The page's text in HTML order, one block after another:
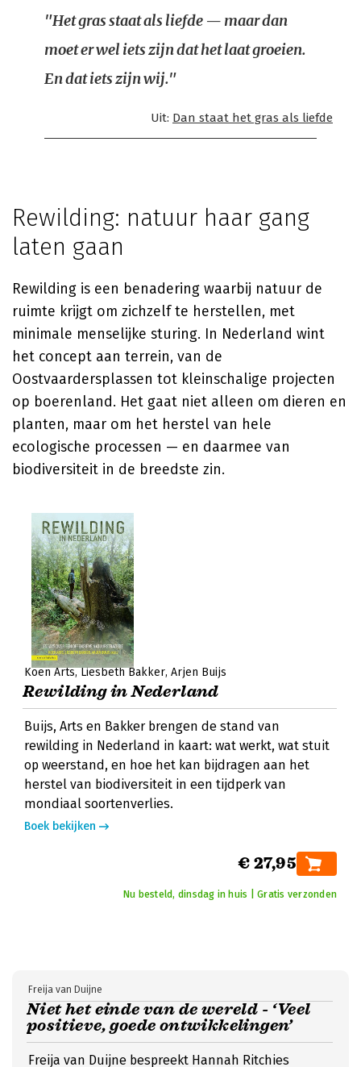
"Het gras staat als liefde — maar dan
moet er wel iets zijn dat het laat groeien.
En dat iets zijn wij."
Uit: Dan staat het gras als liefde
Rewilding: natuur haar gang
laten gaan
Rewilding is een benadering waarbij natuur de
ruimte krijgt om zichzelf te herstellen, met
minimale menselijke sturing. In Nederland wint
het concept aan terrein, van de
Oostvaardersplassen tot kleinschalige projecten
op boerenland. Het gaat niet alleen om dieren en
planten, maar om het herstel van hele
ecologische processen — en daarmee van
biodiversiteit in de breedste zin.
Koen Arts Liesbeth Bakker Arjen Buijs
Rewilding in Nederland
Buijs, Arts en Bakker brengen de stand van
rewilding in Nederland in kaart: wat werkt, wat stuit
op weerstand, en hoe het kan bijdragen aan het
herstel van biodiversiteit in een tijdperk van
mondiaal soortenverlies.
Boek bekijken
€ 27,95
Nu besteld, dinsdag in huis | Gratis verzonden
Niet het einde van de wereld - ‘Veel
positieve, goede ontwikkelingen’
Freija van Duijne
Freija van Duijne bespreekt Hannah Ritchies